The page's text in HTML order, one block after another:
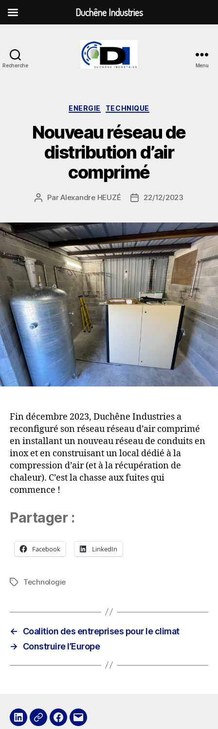
Recherche Menu
Catégories
ENERGIE TECHNIQUE
Nouveau réseau de
distribution d’air
comprimé
Auteur
ParAlexandre HEUZÉ
Date22/12/2023
Fin décembre 2023, Duchêne Industries a
reconfiguré son réseau réseau d’air comprimé
en installant un nouveau réseau de conduits en
inox et en construisant un local dédié à la
compression d’air (et à la récupération de
chaleur). C’est la chasse aux fuites qui
commence !
Partager :
Facebook LinkedIn
Étiquettes
Technologie
←
Coalition des entreprises pour le climat
→
Construire l’Europe
LinkedIn
x Facebook
E-
Duchêne Industries